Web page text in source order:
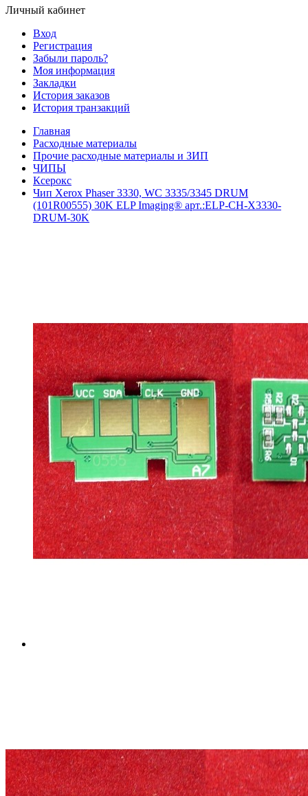
Личный кабинет
Вход
Регистрация
Забыли пароль?
Моя информация
Закладки
История заказов
История транзакций
Главная
Расходные материалы
Прочие расходные материалы и ЗИП
ЧИПЫ
Ксерокс
Чип Xerox Phaser 3330, WC 3335/3345 DRUM
(101R00555) 30K ELP Imaging® арт.:ELP-CH-X3330-
DRUM-30K